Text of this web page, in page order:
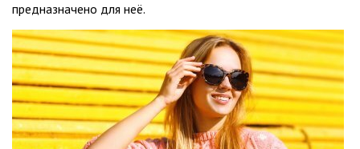
предназначено для неё.